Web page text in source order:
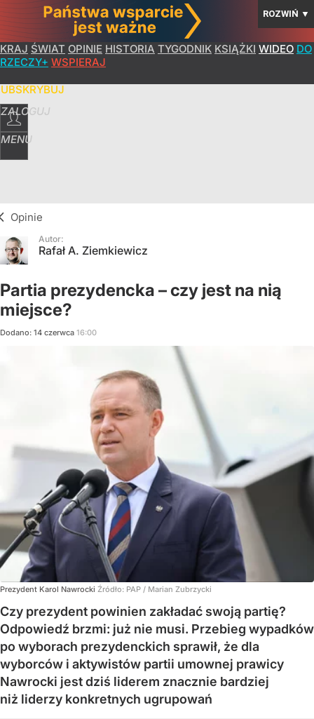
ROZWIŃ ▼
KRAJ ŚWIAT OPINIE HISTORIA TYGODNIK KSIĄŻKI WIDEO DO
RZECZY+ WSPIERAJ
ZALOGUJ
MENU
Opinie
Autor:
Rafał A. Ziemkiewicz
Partia prezydencka – czy jest na nią
miejsce?
Dodano: 14 czerwca 16:00
Prezydent Karol Nawrocki Źródło: PAP / Marian Zubrzycki
Czy prezydent powinien zakładać swoją partię?
Odpowiedź brzmi: już nie musi. Przebieg wypadków
po wyborach prezydenckich sprawił, że dla
wyborców i aktywistów partii umownej prawicy
Nawrocki jest dziś liderem znacznie bardziej
niż liderzy konkretnych ugrupowań